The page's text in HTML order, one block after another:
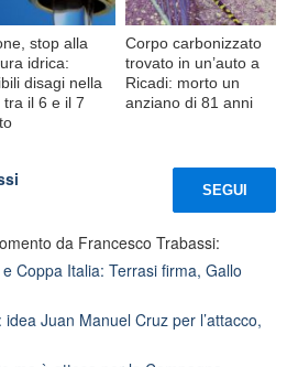
stop alla
idrica:
disagi nella
tra il 6 e il 7
Corpo carbonizzato
trovato in un’auto a
Ricadi: morto un
anziano di 81 anni
SEGUI
da Francesco Trabassi:
Coppa Italia: Terrasi firma, Gallo
Juan Manuel Cruz per l’attacco,